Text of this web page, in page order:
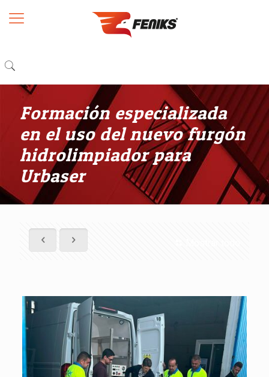
Formación especializada
en el uso del nuevo furgón
hidrolimpiador para
Urbaser